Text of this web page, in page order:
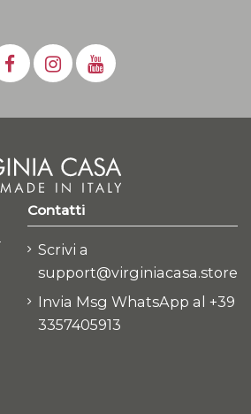
Contatti
Scrivi a
support@virginiacasa.store
Invia Msg WhatsApp al +39
3357405913